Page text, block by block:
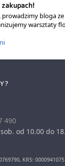
prowadzimy bloga
warsztaty
490
od 10.00 do
KRS: